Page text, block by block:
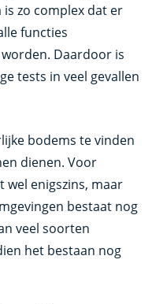
zo complex dat er
functies
Daardoor is
tests in veel gevallen
bodems te vinden
dienen. Voor
wel enigszins, maar
bestaat nog
veel soorten
het bestaan nog